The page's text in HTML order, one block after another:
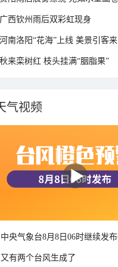
广西钦州雨后双彩虹现身
河南洛阳“花海”上线 美景引客来
秋来栾树红 枝头挂满“胭脂果”
气视频
又有两个台风生成了